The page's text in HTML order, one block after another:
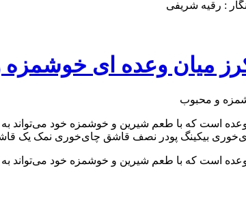
: رقیه شریفی
میان وعده ای
است که با طعم شیرین و خوشمزه خود می‌تواند به
چای‌خوری بیکینگ پودر نصف قاشق چای‌خوری نمک یک
است که با طعم شیرین و خوشمزه خود می‌تواند به